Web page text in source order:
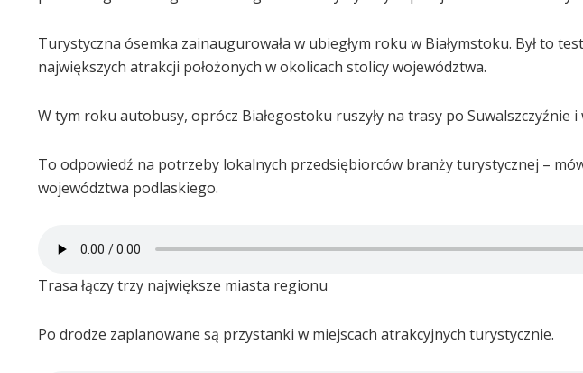
Turystyczna ósemka zainaugurowała w ubiegłym roku w Białymstoku. Był to
największych atrakcji położonych w okolicach stolicy województwa.
W tym roku autobusy, oprócz Białegostoku ruszyły na trasy po Suwalszczyźnie i
To odpowiedź na potrzeby lokalnych przedsiębiorców branży turystycznej –
województwa podlaskiego.
Trasa łączy trzy największe miasta regionu
Po drodze zaplanowane są przystanki w miejscach atrakcyjnych turystycznie.